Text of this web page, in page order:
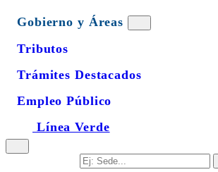
Gobierno y Áreas
Tributos
Trámites Destacados
Empleo Público
Línea Verde